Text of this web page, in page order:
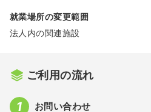
就業場所の変更範囲
法人内の関連施設
ご利用の流れ
お問い合わせ